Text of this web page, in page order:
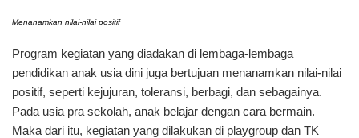
Menanamkan nilai-nilai positif
Program kegiatan yang diadakan di lembaga-lembaga
pendidikan anak usia dini juga bertujuan menanamkan nilai-nilai
positif, seperti kejujuran, toleransi, berbagi, dan sebagainya.
Pada usia pra sekolah, anak belajar dengan cara bermain.
Maka dari itu, kegiatan yang dilakukan di playgroup dan TK